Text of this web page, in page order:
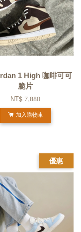
1 High 咖啡可可
脆片
NT$ 7,880
加入購物車
優惠